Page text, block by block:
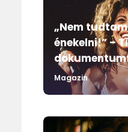
„Nem
énekelni!” –
Magazin